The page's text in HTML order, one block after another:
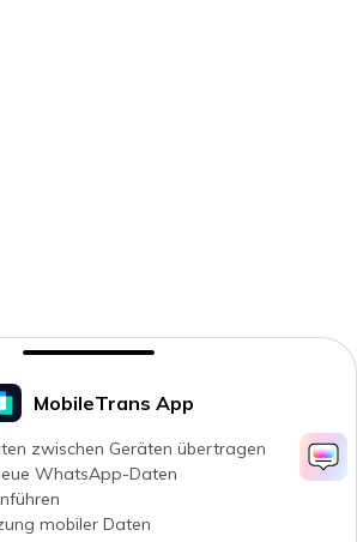
MobileTrans App
zwischen Geräten übertragen
WhatsApp-Daten
mobiler Daten